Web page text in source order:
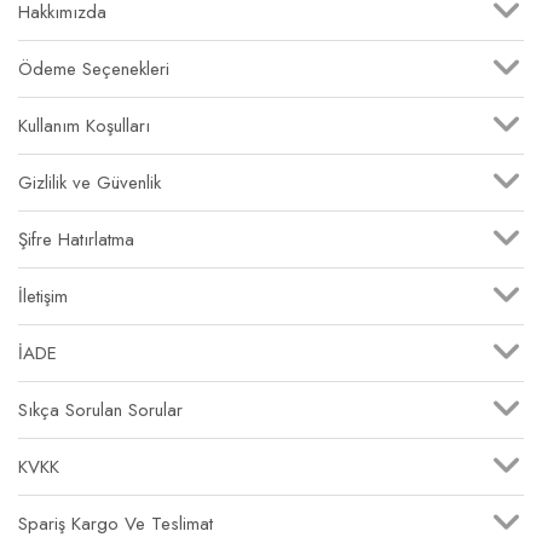
Hakkımızda
Ödeme Seçenekleri
Kullanım Koşulları
Gizlilik ve Güvenlik
Şifre Hatırlatma
İletişim
İADE
Sıkça Sorulan Sorular
KVKK
Spariş Kargo Ve Teslimat